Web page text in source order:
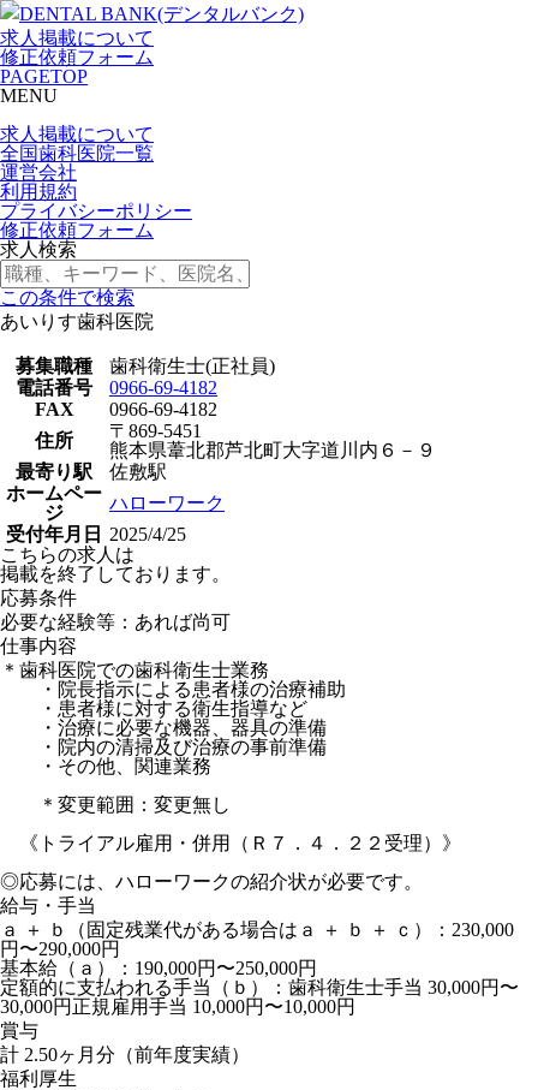
求人掲載について
修正依頼フォーム
PAGETOP
MENU
求人掲載について
全国歯科医院一覧
運営会社
利用規約
プライバシーポリシー
修正依頼フォーム
求人検索
この条件で検索
あいりす歯科医院
募集職種
歯科衛生士(正社員)
電話番号
0966-69-4182
FAX
0966-69-4182
住所
〒869-5451
熊本県葦北郡芦北町大字道川内６－９
最寄り駅
佐敷駅
ホームペー
ジ
ハローワーク
受付年月日
2025/4/25
こちらの求人は
掲載を終了しております。
応募条件
必要な経験等：あれば尚可
仕事内容
＊歯科医院での歯科衛生士業務
・院長指示による患者様の治療補助
・患者様に対する衛生指導など
・治療に必要な機器、器具の準備
・院内の清掃及び治療の事前準備
・その他、関連業務
＊変更範囲：変更無し
《トライアル雇用・併用（Ｒ７．４．２２受理）》
◎応募には、ハローワークの紹介状が必要です。
給与・手当
ａ ＋ ｂ（固定残業代がある場合はａ ＋ ｂ ＋ ｃ）：230,000
円〜290,000円
基本給（ａ）：190,000円〜250,000円
定額的に支払われる手当（ｂ）：歯科衛生士手当 30,000円〜
30,000円正規雇用手当 10,000円〜10,000円
賞与
計 2.50ヶ月分（前年度実績）
福利厚生